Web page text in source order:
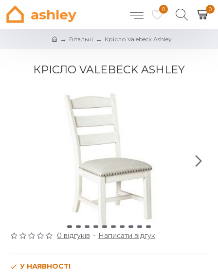
ashley 0 0
Вітальні Крісло Valebeck Ashley
КРІСЛО VALEBECK ASHLEY
0 відгуків - Написати відгук
У НАЯВНОСТІ